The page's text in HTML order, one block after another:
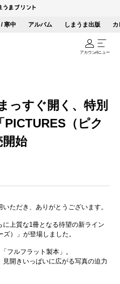
寒中 アルバム しまうま出版 カ
アカウントメニュー
っすぐ開く、特別
（ピク
始
ただき、ありがとうございます。
上質な1冊となる待望の新ライン
）」が登場しました。
フルフラット製本」。
開きいっぱいに広がる写真の迫力